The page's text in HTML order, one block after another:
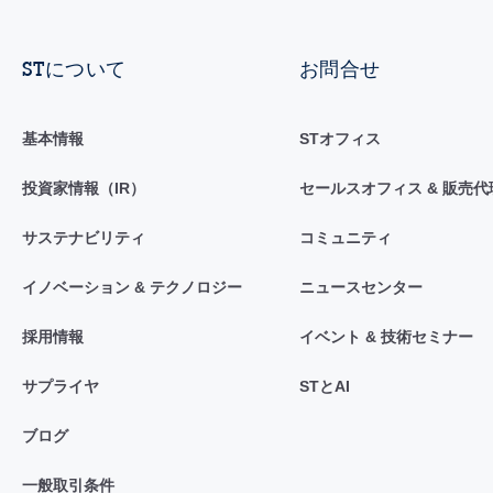
STについて
基本情報
投資家情報（IR）
サステナビリティ
イノベーション & テクノロジー
採用情報
サプライヤ
ブログ
一般取引条件
お問合せ
STオフィス
セールスオフィス & 販売代
コミュニティ
ニュースセンター
イベント & 技術セミナー
STとAI